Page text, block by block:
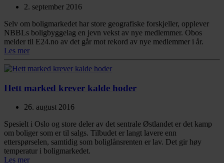
2. september 2016
Selv om boligmarkedet har store geografiske forskjeller, opplever
NBBLs boligbyggelag en jevn vekst av nye medlemmer. Obos
melder til E24.no av det går mot rekord av nye medlemmer i år.
Les mer
Hett marked krever kalde hoder
26. august 2016
Spesielt i Oslo og store deler av det sentrale Østlandet er det kamp
om boliger som er til salgs. Tilbudet er langt lavere enn
etterspørselen, samtidig som boliglånsrenten er lav. Det gir høy
temperatur i boligmarkedet.
Les mer